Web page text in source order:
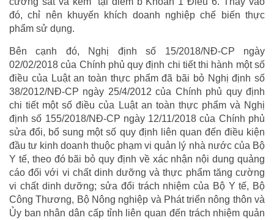
đó, chỉ nên khuyến khích doanh nghiệp chế biến thực
phẩm sử dụng.
Bên cạnh đó, Nghị định số 15/2018/NĐ-CP ngày
02/02/2018 của Chính phủ quy định chi tiết thi hành một số
điều của Luật an toàn thực phẩm đã bãi bỏ Nghị định số
38/2012/NĐ-CP ngày 25/4/2012 của Chính phủ quy định
chi tiết một số điều của Luật an toàn thực phẩm và Nghị
định số 155/2018/NĐ-CP ngày 12/11/2018 của Chính phủ
sửa đổi, bổ sung một số quy định liên quan đến điều kiện
đầu tư kinh doanh thuộc phạm vi quản lý nhà nước của Bộ
Y tế, theo đó bãi bỏ quy định về xác nhận nội dung quảng
cáo đối với vi chất dinh dưỡng và thực phẩm tăng cường
vi chất dinh dưỡng; sửa đổi trách nhiệm của Bộ Y tế, Bộ
Công Thương, Bộ Nông nghiệp và Phát triển nông thôn và
Ủy ban nhân dân cấp tỉnh liên quan đến trách nhiệm quản